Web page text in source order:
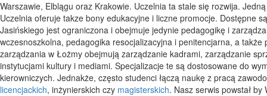
Warszawie, Elblągu oraz Krakowie. Uczelnia ta stale się rozwija.
Uczelnia oferuje takze bony edukacyjne i liczne promocje. Dostępne
Jasińskiego jest ograniczona i obejmuje jedynie pedagogikę i
wczesnoszkolna, pedagogika resocjalizacyjna i penitencjarna, a
zarządzania w Łożmy obejmują zarządzanie kadrami, zarządzanie
instytucjami kultury i mediami. Specjalizacje te są dostosowane do
kierowniczych. Jednakże, często studenci łączą naukę z pracą
licencjackich, inżynierskich czy magisterskich. Nasz serwis powstał